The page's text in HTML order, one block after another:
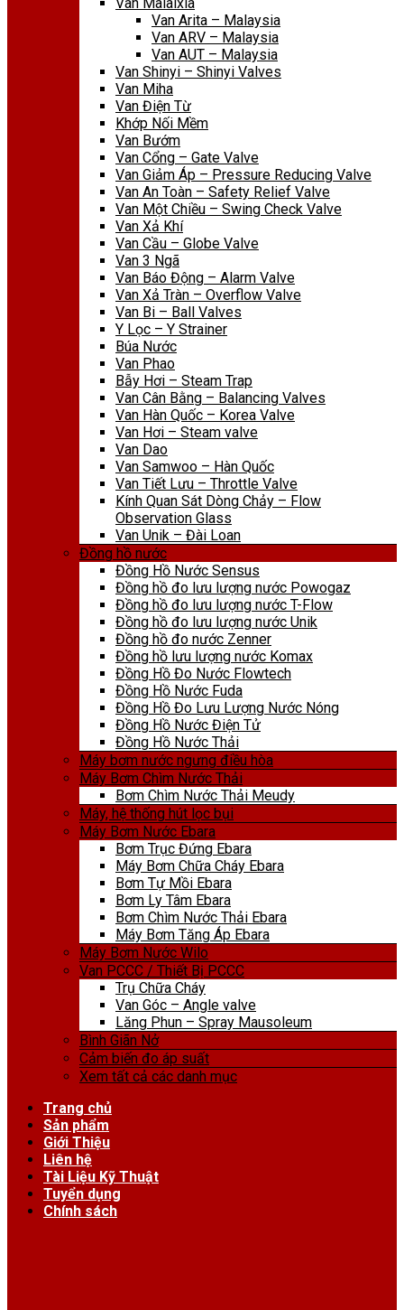
Van Arita – Malaysia
Van ARV – Malaysia
Van AUT – Malaysia
Van Shinyi – Shinyi Valves
Van Miha
Van Điện Từ
Khớp Nối Mềm
Van Bướm
Van Cổng – Gate Valve
Van Giảm Áp – Pressure Reducing Valve
Van An Toàn – Safety Relief Valve
Van Một Chiều – Swing Check Valve
Van Xả Khí
Van Cầu – Globe Valve
Van 3 Ngã
Van Báo Động – Alarm Valve
Van Xả Tràn – Overflow Valve
Van Bi – Ball Valves
Y Lọc – Y Strainer
Búa Nước
Van Phao
Bẫy Hơi – Steam Trap
Van Cân Bằng – Balancing Valves
Van Hàn Quốc – Korea Valve
Van Hơi – Steam valve
Van Dao
Van Samwoo – Hàn Quốc
Van Tiết Lưu – Throttle Valve
Kính Quan Sát Dòng Chảy – Flow
Observation Glass
Van Unik – Đài Loan
Đồng hồ nước
Đồng Hồ Nước Sensus
Đồng hồ đo lưu lượng nước Powogaz
Đồng hồ đo lưu lượng nước T-Flow
Đồng hồ đo lưu lượng nước Unik
Đồng hồ đo nước Zenner
Đồng hồ lưu lượng nước Komax
Đồng Hồ Đo Nước Flowtech
Đồng Hồ Nước Fuda
Đồng Hồ Đo Lưu Lượng Nước Nóng
Đồng Hồ Nước Điện Tử
Đồng Hồ Nước Thải
Máy bơm nước ngưng điều hòa
Máy Bơm Chìm Nước Thải
Bơm Chìm Nước Thải Meudy
Máy, hệ thống hút lọc bụi
Máy Bơm Nước Ebara
Bơm Trục Đứng Ebara
Máy Bơm Chữa Cháy Ebara
Bơm Tự Mồi Ebara
Bơm Ly Tâm Ebara
Bơm Chìm Nước Thải Ebara
Máy Bơm Tăng Áp Ebara
Máy Bơm Nước Wilo
Van PCCC / Thiết Bị PCCC
Trụ Chữa Cháy
Van Góc – Angle valve
Lăng Phun – Spray Mausoleum
Bình Giãn Nở
Cảm biến đo áp suất
Xem tất cả các danh mục
Trang chủ
Sản phẩm
Giới Thiệu
Liên hệ
Tài Liệu Kỹ Thuật
Tuyển dụng
Chính sách